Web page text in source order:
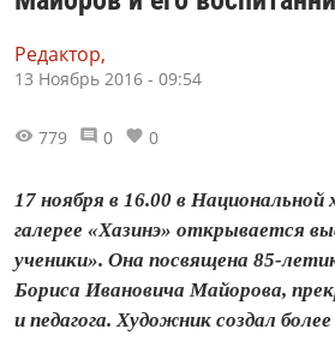
Редактор,
13 Ноябрь 2016 - 09:54
779 0 0
17 ноября в 16.00 в
галерее «Хазинэ» открывается
ученики». Она посвящена 85-
Бориса Ивановича Майорова,
и педагога. Художник создал